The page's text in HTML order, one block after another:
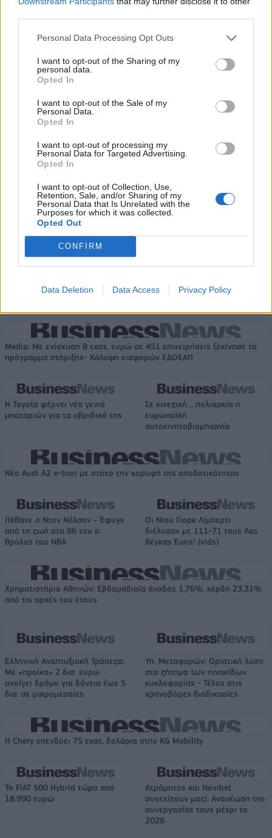
Personal Data Processing Opt Outs
I want to opt-out of the Sharing of my
personal data.
Opted In
I want to opt-out of the Sale of my
Personal Data.
Opted In
I want to opt-out of processing my
Personal Data for Targeted Advertising.
Opted In
I want to opt-out of Collection, Use,
Retention, Sale, and/or Sharing of my
Personal Data that Is Unrelated with the
Purposes for which it was collected.
Opted Out
CONFIRM
Data Deletion Data Access Privacy Policy
Κάιλ Αλεξάντερ (pics & vids)
Σλοβενία την Τρίτη στο πρώτο
νοκ-άουτ
Στα 15 δισ. ευρώ ο στόχος για
νέα δάνεια το 2026 - Η
α΄ εξάμηνο
Όμιλος ΔΕΗ: Νέα συμφωνία για χαρτοφυλάκιο έργων ΑΠΕ άνω των 2
GW σε Πολωνία και Ουγγαρία
Fourlis: Συμφωνία για την
South Ring Mall έναντι 49,35
στη θέση του CEO
Media: Με ενίσχυση 8 εκατ. ευρώ σε 451 επιχειρήσεις ξεκίνησε το
πρόγραμμα στήριξης- Κάλυψη εισφορών ΕΔΟΕΑΠ
Η Toyota φέρνει νέα γενιά
μπαταριών για τα υβριδικά της
Σε κινεζική… πολιορκία η
ευρωπαϊκή
αυτοκινητοβιομηχανία
Νέο Audi A2 e-tron με στόχο την κορυφή της αποδοτικότητας
Πέθανε ο Ντον Νέλσον – Έφυγε
από τη ζωή στα 86 του ο
θρύλος του NBA
Οι Νιου Γιορκ Λίμπερτι
διέλυσαν με 111-71 τους Λας
Βέγκας Έισις! (vids)
Χρηματιστήριο Αθηνών: Εβδομαδιαία άνοδος 1,76%, κέρδη 23,31%
από τις αρχές του έτους
Ελληνική Αναπτυξιακή Τράπεζα:
Με «προίκα» 2 δισ. ευρώ
ανοίγει δρόμο για δάνεια έως 5
δισ. σε μικρομεσαίες
Υπ. Μεταφορών: Οριστική λύση
στο ζήτημα των πινακίδων
κυκλοφορίας - Τέλος στις
χρονοβόρες διαδικασίες
Η Chery επενδύει 75 εκατ. δολάρια στην KG Mobility
Το FIAT 500 Hybrid τώρα από
18.990 ευρώ
Ατρόμητος και Novibet
συνεχίζουν μαζί: Ανανέωση της
συνεργασίας τους μέχρι το
2028